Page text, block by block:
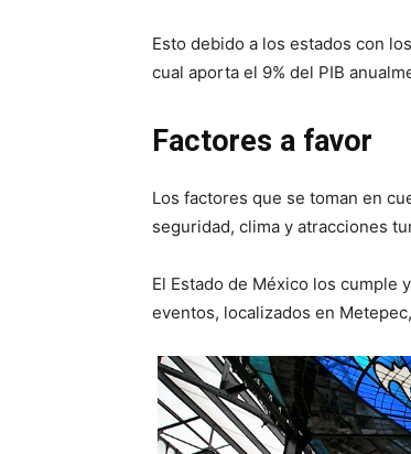
Esto debido a los estados con
cual aporta el 9% del PIB
Factores a favor
Los factores que se toman en
seguridad, clima y atracciones
El Estado de México los cumple
eventos, localizados en